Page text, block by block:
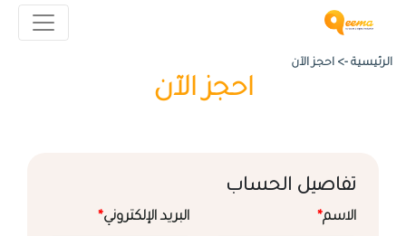
الرئيسية -> احجز الآن
احجز الآن
تفاصيل الحساب
الاسم* البريد الإلكتروني*